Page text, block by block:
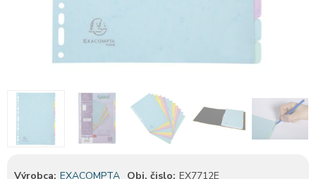
Výrobca: EXACOMPTA Obj. čislo: EX7712E